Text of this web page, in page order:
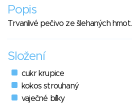
Popis
Trvanlivé pečivo ze šlehaných hmot.
Složení
cukr krupice
kokos strouhaný
vaječné bílky